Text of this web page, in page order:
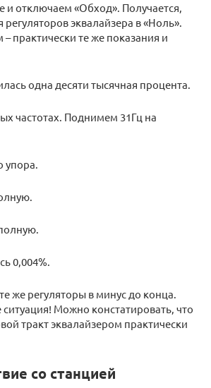
и отключаем «Обход». Получается,
эквалайзера в «Ноль».
практически те же показания и
одна десяти тысячная процента.
частотах. Поднимем 31Гц на
упора.
0,004%.
же регуляторы в минус до конца.
ситуация! Можно констатировать, что
тракт эквалайзером практически
со станцией